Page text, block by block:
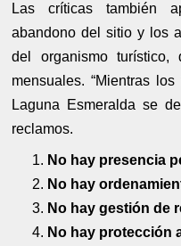
Las críticas también
abandono del sitio y los
del organismo turístico,
mensuales. “Mientras
Laguna Esmeralda se
reclamos.
No hay presencia
No hay
No hay gestión de
No hay protección